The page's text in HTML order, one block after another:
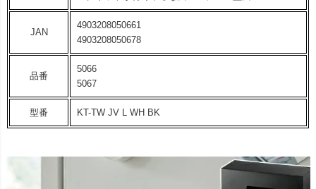
JAN
4903208050661
4903208050678
品番
5066
5067
型番 KT-TW JV L WH BK